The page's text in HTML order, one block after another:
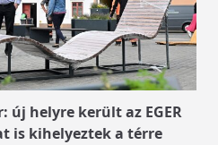
új helyre került az EGER
is kihelyeztek a térre